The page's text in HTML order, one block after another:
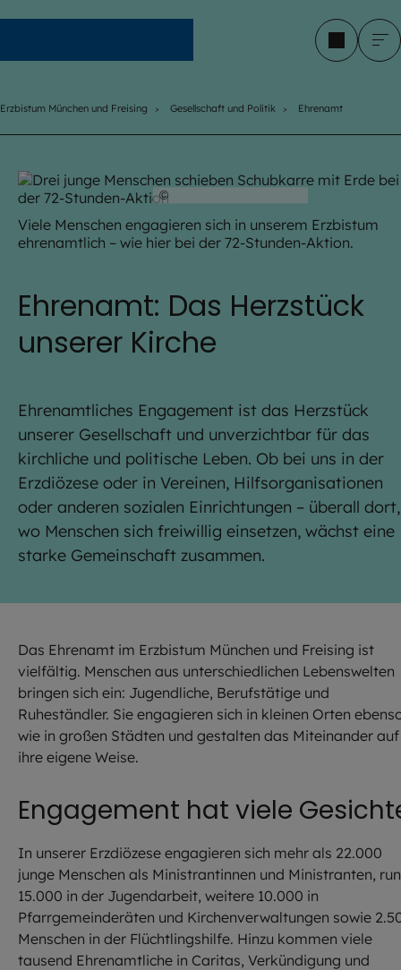
Erzbistum München und Freising Gesellschaft und Politik Ehrenamt
©
Viele Menschen engagieren sich in unserem Erzbistum
ehrenamtlich – wie hier bei der 72-Stunden-Aktion.
Ehrenamt: Das Herzstück
unserer Kirche
Ehrenamtliches Engagement ist das Herzstück
unserer Gesellschaft und unverzichtbar für das
kirchliche und politische Leben. Ob bei uns in der
Erzdiözese oder in Vereinen, Hilfsorganisationen
oder anderen sozialen Einrichtungen – überall dort,
wo Menschen sich freiwillig einsetzen, wächst eine
starke Gemeinschaft zusammen.
Das Ehrenamt im Erzbistum München und Freising ist
vielfältig. Menschen aus unterschiedlichen Lebenswelten
bringen sich ein: Jugendliche, Berufstätige und
Ruheständler. Sie engagieren sich in kleinen Orten
wie in großen Städten und gestalten das Miteinander auf
ihre eigene Weise.
Engagement hat viele
In unserer Erzdiözese engagieren sich mehr als 22.000
junge Menschen als Ministrantinnen und Ministranten,
15.000 in der Jugendarbeit, weitere 10.000 in
Pfarrgemeinderäten und Kirchenverwaltungen sowie
Menschen in der Flüchtlingshilfe. Hinzu kommen viele
tausend Ehrenamtliche in Caritas, Verkündigung und